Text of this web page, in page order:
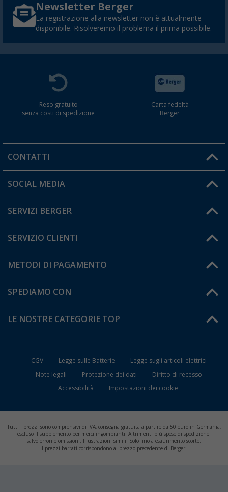
Newsletter Berger
La registrazione alla newsletter non è attualmente
disponibile. Risolveremo il problema il prima possibile.
Reso gratuito
senza costi di spedizione
Carta fedeltà
Berger
CONTATTI
Orari di apertura del servizio:
Hai una domanda?
SOCIAL MEDIA
SERVIZI BERGER
Diventare rivenditori
Il mio Account
Carta fedeltà Berger
SERVIZIO CLIENTI
Informazioni sulla spedizione
Resi
FAQ e Contatti
METODI DI PAGAMENTO
SPEDIAMO CON
LE NOSTRE CATEGORIE TOP
WC da Campeggio
Mobili per il Campeggio
Frigo Portatili
Climatizzatori per Camper
CGV Legge sulle Batterie
Legge sugli articoli elettrici
Note legali
Protezione dei dati
Diritto di recesso
Accessibilità
Impostazioni dei cookie
Tutti i prezzi sono comprensivi di IVA, consegna gratuita a partire da 50 euro in Germania,
escluso il supplemento per merci ingombranti. Altrimenti più spese di spedizione.
salvo errori e omissioni. Illustrazioni simili. Solo fino a esaurimento scorte.
I prezzi barrati corrispondono al prezzo precedente di Berger.